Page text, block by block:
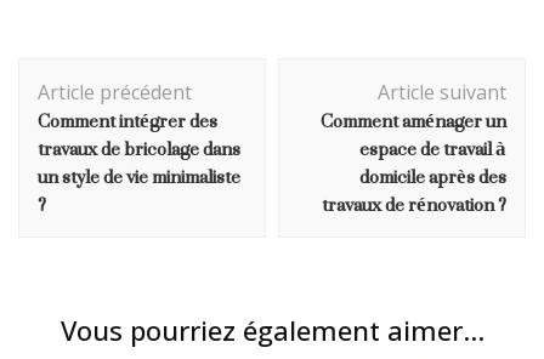
d'article
Article précédent
Comment intégrer des
travaux de bricolage dans
un style de vie minimaliste
?
Article suivant
Comment aménager un
espace de travail à
domicile après des
travaux de rénovation ?
Vous pourriez également aimer...